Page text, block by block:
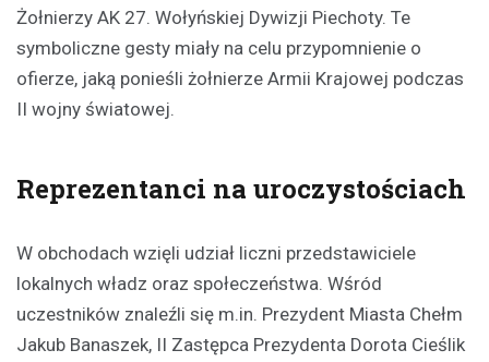
Żołnierzy AK 27. Wołyńskiej Dywizji Piechoty. Te
symboliczne gesty miały na celu przypomnienie o
ofierze, jaką ponieśli żołnierze Armii Krajowej podczas
II wojny światowej.
Reprezentanci na uroczystościach
W obchodach wzięli udział liczni przedstawiciele
lokalnych władz oraz społeczeństwa. Wśród
uczestników znaleźli się m.in. Prezydent Miasta Chełm
Jakub Banaszek, II Zastępca Prezydenta Dorota Cieślik